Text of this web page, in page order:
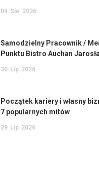
04 Sie 2026
Samodzielny Pracownik /
Punktu Bistro Auchan
30 Lip 2026
Początek kariery i własny
7 popularnych mitów
29 Lip 2026